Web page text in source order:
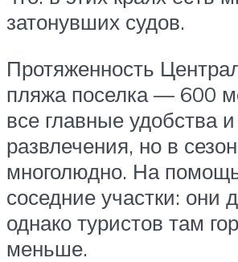
затонувших судов.
Протяженность
пляжа поселка — 600
все главные удобства и
развлечения, но в
многолюдно. На
соседние участки: они
однако туристов там
меньше.